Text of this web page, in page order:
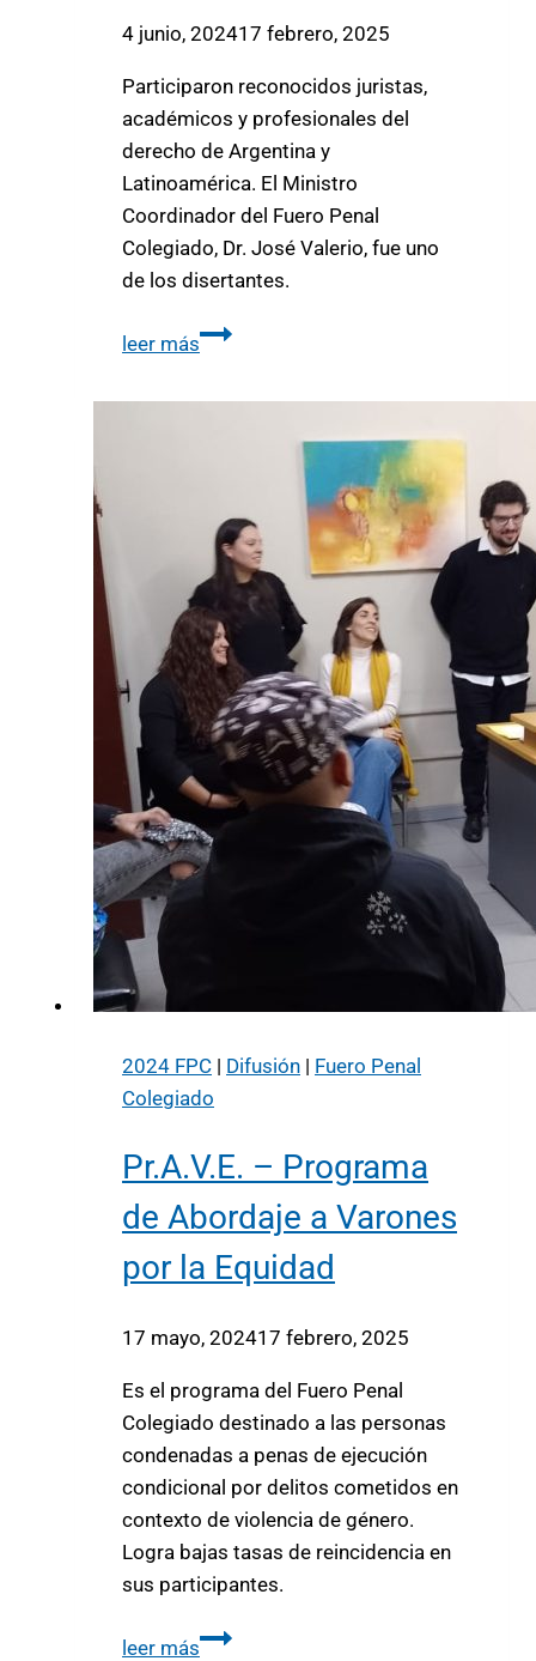
4 junio, 202417 febrero, 2025
Participaron reconocidos juristas,
académicos y profesionales del
derecho de Argentina y
Latinoamérica. El Ministro
Coordinador del Fuero Penal
Colegiado, Dr. José Valerio, fue uno
de los disertantes.
leer más
2024 FPC | Difusión | Fuero Penal
Colegiado
Pr.A.V.E. – Programa
de Abordaje a Varones
por la Equidad
17 mayo, 202417 febrero, 2025
Es el programa del Fuero Penal
Colegiado destinado a las personas
condenadas a penas de ejecución
condicional por delitos cometidos en
contexto de violencia de género.
Logra bajas tasas de reincidencia en
sus participantes.
leer más